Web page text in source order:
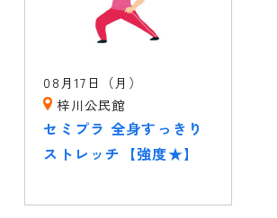
08月17日（月）
梓川公民館
セミプラ 全身すっきり
ストレッチ【強度★】